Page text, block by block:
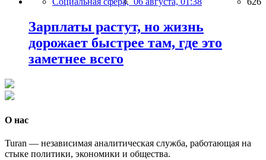
Зарплаты растут, но жизнь
дорожает быстрее там, где это
заметнее всего
О нас
Turan — независимая аналитическая служба, работающая на
стыке политики, экономики и общества.